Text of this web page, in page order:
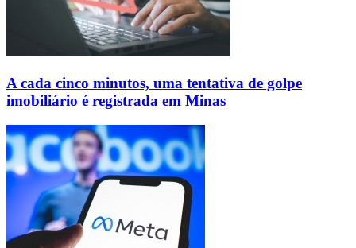
A cada cinco minutos, uma tentativa de golpe
imobiliário é registrada em Minas